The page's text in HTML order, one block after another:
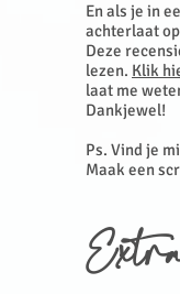
En als je in
achterlaat op
Deze
lezen. Klik
laat me
Dankjewel!
Ps. Vind je
Maak een